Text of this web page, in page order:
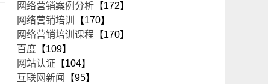
网络营销案例分析 【172】
网络营销培训
【170】
网络营销培训课程 【170】
百度 【109】
网站认证 【104】
互联网新闻
【95】